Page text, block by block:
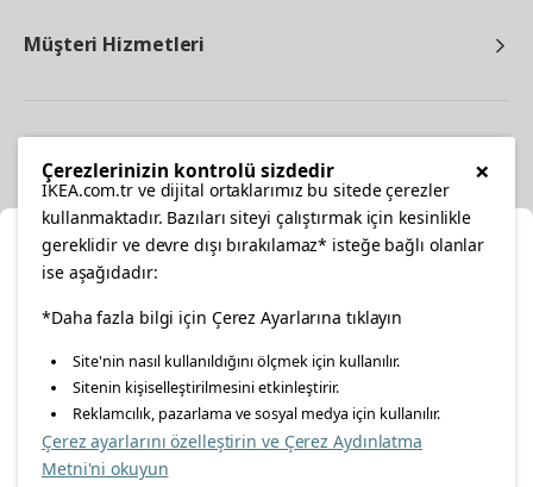
Müşteri Hizmetleri
facebooktwitterinstagrampinterestyoutube
linkedin
Enerji Politikası Bilgi Güvenliği Politikası
Konumunuzu Seçin
İnternetten vereceğiniz siparişlerinizde size özel hizmet ve
içerikleri görebilmek için lütfen konumuzu seçin.
İl seçiniz
×
Çerezlerinizin kontrolü sizdedir
IKEA.com.tr ve dijital ortaklarımız bu sitede çerezler
kullanmaktadır. Bazıları siteyi çalıştırmak için kesinlikle
gereklidir ve devre dışı bırakılamaz* isteğe bağlı olanlar
ise aşağıdadır:
*Daha fazla bilgi için Çerez Ayarlarına tıklayın
Site'nin nasıl kullanıldığını ölçmek için kullanılır.
Sitenin kişiselleştirilmesini etkinleştirir.
Reklamcılık, pazarlama ve sosyal medya için kullanılır.
Çerez ayarlarını özelleştirin ve Çerez Aydınlatma
Metni'ni okuyun